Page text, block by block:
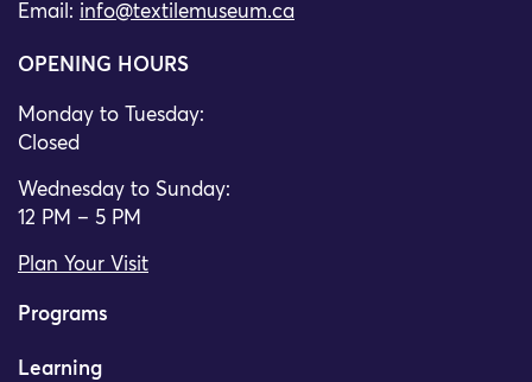
Email: info@textilemuseum.ca
OPENING HOURS
Monday to Tuesday:
Closed
Wednesday to Sunday:
12 PM – 5 PM
Plan Your Visit
Programs
Learning